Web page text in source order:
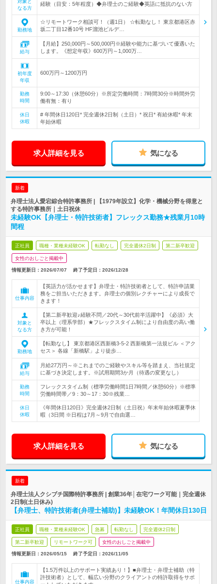
対象と
なる方
経験（目安：5年程度）◆弁理士のご経験◆英語に抵抗のない方
勤務地
☆リモートワーク相談可！（週1日） ☆転勤なし！ 東京都港区赤
坂二丁目12番10号 HF溜池ビルデ…
給与
【月給】250,000円～500,000円※経験や能力に基づいて優遇いた
します。《想定年収》600万円～1,000万…
初年度
年収
600万円～1200万円
勤務
時間
9:00～17:30（休憩60分）※所定労働時間：7時間30分※時間外労
働有無：有り
休日
休暇
# 年間休日120日* 完全週休2日制（土日）* 祝日* 有給休暇* 年末
年始休暇
求人詳細を見る 気になる
新着
弁理士法人愛宕綜合特許事務所 | 【1979年設立】化学・機械分野を得意と
する特許事務所｜土日祝休
未経験OK【弁理士・特許技術者】フレックス勤務★残業月10時
間程
正社員 職種・業種未経験OK 転勤なし 完全週休2日制 第二新卒歓迎
女性のおしごと掲載中
情報更新日：2026/07/07 終了予定日： 2026/12/28
仕事内容
【英語力が活かせます】弁理士・特許技術者として、特許申請業
務をご担当いただきます。弁理士の個別レクチャーにより成長で
きます！
対象と
なる方
【第二新卒歓迎♪経験不問／20代～30代前半活躍中】《必須》大
卒以上（理系学部）★フレックスタイム制により自由度の高い働
き方が可能！
勤務地
【転勤なし】 東京都港区西新橋3-5-2 西新橋第一法規ビル ＜アク
セス＞ 各線「新橋駅」より徒歩…
給与
月給27万円～※これまでのご経験やスキル等を踏まえ、当社規定
に基づき決定します。※試用期間3か月（待遇の変更なし）
勤務
時間
フレックスタイム制（標準労働時間1日7時間／休憩60分）※標準
労働時間帯／9：30～17：30※残業…
休日
休暇
《年間休日120日》完全週休2日制（土日祝）年末年始休暇夏季休
暇（3日間 ※日程は7月～9月で自由選…
求人詳細を見る 気になる
新着
弁理士法人クシブチ国際特許事務所 | 創業36年│在宅ワーク可能｜完全週休
2日制(土日休み)
【弁理士、特許技術者(弁理士補助)】未経験OK！年間休日130日
正社員 職種・業種未経験OK 急募 転勤なし 完全週休2日制
第二新卒歓迎 リモートワーク可 女性のおしごと掲載中
情報更新日：2026/05/15 終了予定日： 2026/11/05
仕事内容
【1.5万件以上のサポート実績あり！】■弁理士・弁理士補助（特
許技術者）として、幅広い分野のクライアントの特許取得をサポ